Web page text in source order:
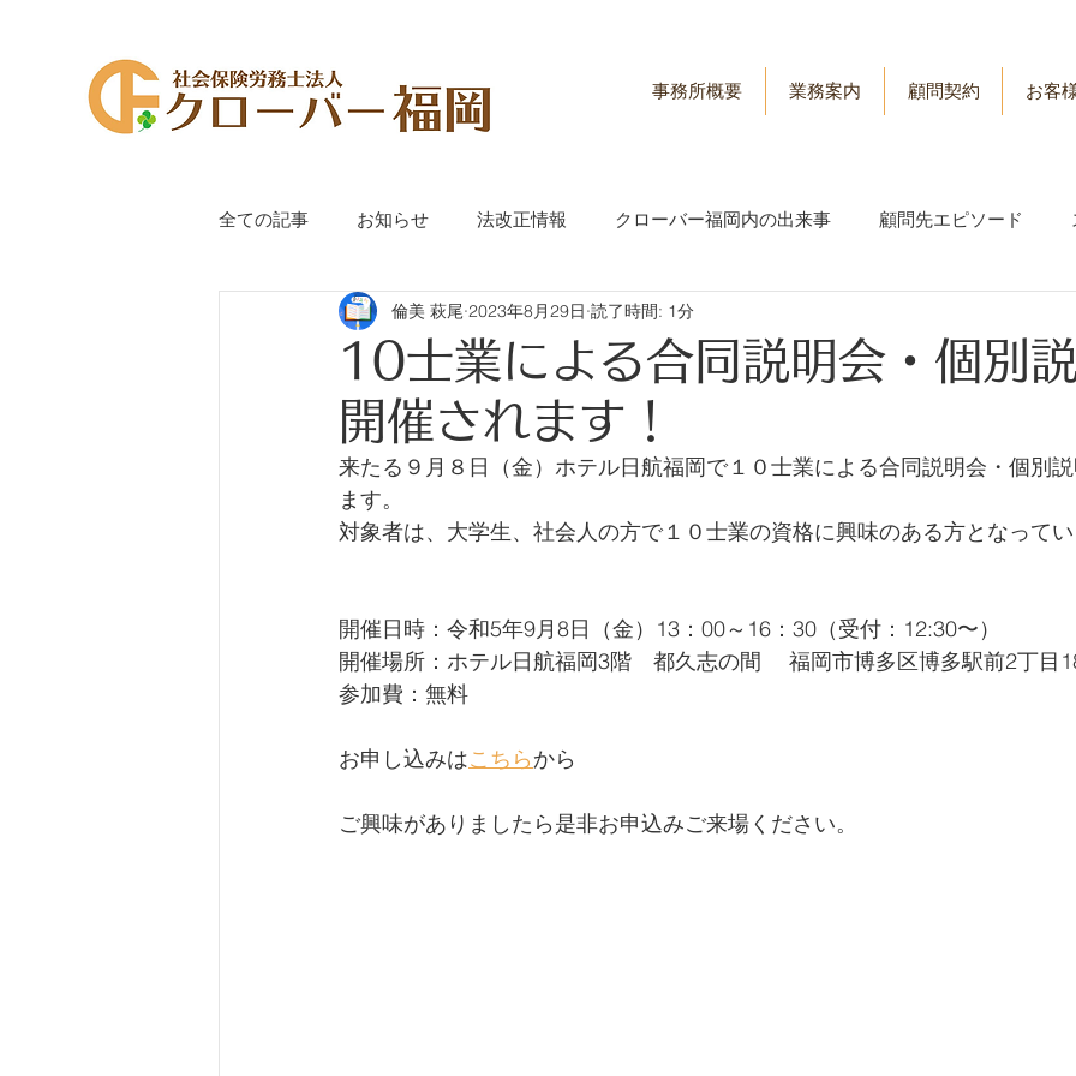
事務所概要 業務案内 顧問契約 お客
全ての記事 お知らせ 法改正情報 クローバー福岡内の出来事 顧問先エピソード
代表萩尾のつぶやき 手続き情報 労務管理情報
10士業による合同説明会・個別
開催されます！
倫美 萩尾 2023年8月29日 読了時間: 1分
来たる９月８日（金）ホテル日航福岡で１０士業による合同説明会・個別
ます。
対象者は、大学生、社会人の方で１０士業の資格に興味のある方となって
開催日時：令和5年9月8日（金）13：00～16：30（受付：12:30〜）
開催場所：ホテル日航福岡3階　都久志の間　 福岡市博多区博多駅前2丁目
参加費：無料
お申し込みはこちらから
ご興味がありましたら是非お申込みご来場ください。